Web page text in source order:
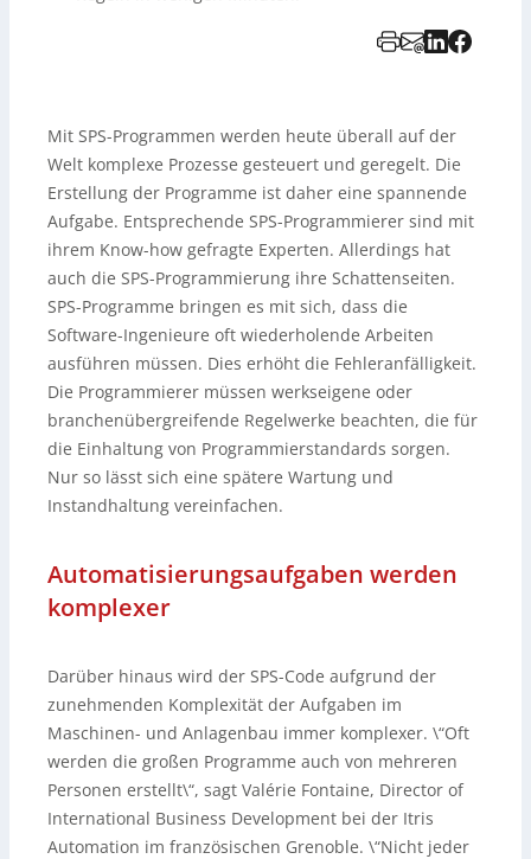
Mit SPS-Programmen werden heute überall auf der
Welt komplexe Prozesse gesteuert und geregelt. Die
Erstellung der Programme ist daher eine spannende
Aufgabe. Entsprechende SPS-Programmierer sind mit
ihrem Know-how gefragte Experten. Allerdings hat
auch die SPS-Programmierung ihre Schattenseiten.
SPS-Programme bringen es mit sich, dass die
Software-Ingenieure oft wiederholende Arbeiten
ausführen müssen. Dies erhöht die Fehleranfälligkeit.
Die Programmierer müssen werkseigene oder
branchenübergreifende Regelwerke beachten, die für
die Einhaltung von Programmierstandards sorgen.
Nur so lässt sich eine spätere Wartung und
Instandhaltung vereinfachen.
Automatisierungsaufgaben werden
komplexer
Darüber hinaus wird der SPS-Code aufgrund der
zunehmenden Komplexität der Aufgaben im
Maschinen- und Anlagenbau immer komplexer. \“Oft
werden die großen Programme auch von mehreren
Personen erstellt\“, sagt Valérie Fontaine, Director of
International Business Development bei der Itris
Automation im französischen Grenoble. \“Nicht jeder